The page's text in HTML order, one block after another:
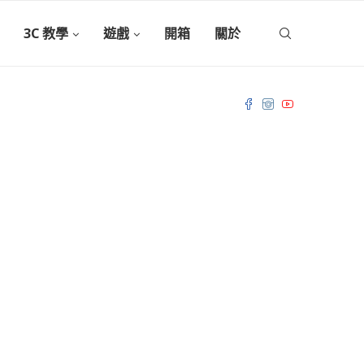
3C 教學 遊戲 開箱 關於